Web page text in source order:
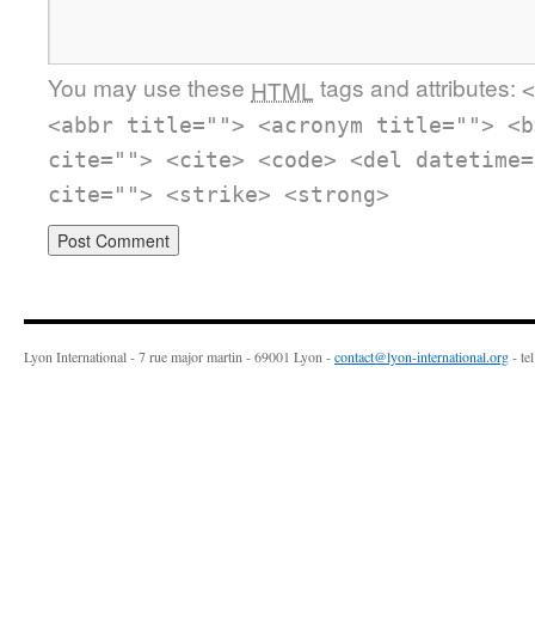
You may use these HTML tags and attributes:
<abbr title=""> <acronym title="">
cite=""> <cite> <code> <del
cite=""> <strike> <strong>
Lyon International - 7 rue major martin - 69001 Lyon -contact@lyon-international.org-